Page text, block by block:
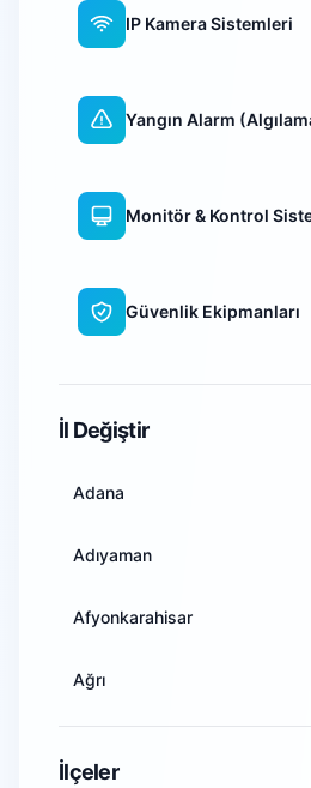
IP Kamera Sistemleri
Yangın Alarm
Monitör & Kontrol
Güvenlik Ekipmanları
İl Değiştir
Adana
Adıyaman
Afyonkarahisar
Ağrı
İlçeler